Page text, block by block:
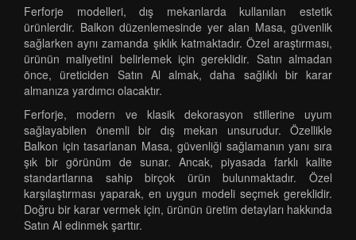
Ferforje modelleri, dış mekanlarda kullanılan estetik
ürünlerdir. Balkon düzenlemesinde yer alan Masa, güvenlik
sağlarken aynı zamanda şıklık katmaktadır. Özel araştırması,
ürünün maliyetini belirlemek için gereklidir. Satın almadan
önce, üreticiden Satın Al almak, daha sağlıklı bir karar
almanıza yardımcı olacaktır.
Ferforje, modern ve klasik dekorasyon stillerine uyum
sağlayabilen önemli bir dış mekan unsurudur. Özellikle
Balkon için tasarlanan Masa, güvenliği sağlamanın yanı sıra
şık bir görünüm de sunar. Ancak, piyasada farklı kalite
standartlarına sahip birçok ürün bulunmaktadır. Özel
karşılaştırması yaparak, en uygun modeli seçmek gereklidir.
Doğru bir karar vermek için, ürünün üretim detayları hakkında
Satın Al edinmek şarttır.